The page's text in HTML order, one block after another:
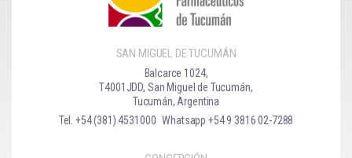
SAN MIGUEL DE TUCUMÁN
Balcarce 1024,
T4001JDD, San Miguel de Tucumán,
Tucumán, Argentina
Tel. +54 (381) 4531000 Whatsapp +54 9 3816 02-7288